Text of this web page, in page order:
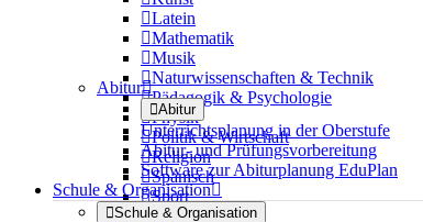
Latein
Mathematik
Musik
Naturwissenschaften & Technik
Pädagogik & Psychologie
Physik
Politik & Wirtschaft
Religion
Spanisch
Sport
Abitur
Abitur
Unterrichtsplanung in der Oberstufe
Abitur- und Prüfungsvorbereitung
Software zur Abiturplanung EduPlan
Schule & Organisation
Schule & Organisation